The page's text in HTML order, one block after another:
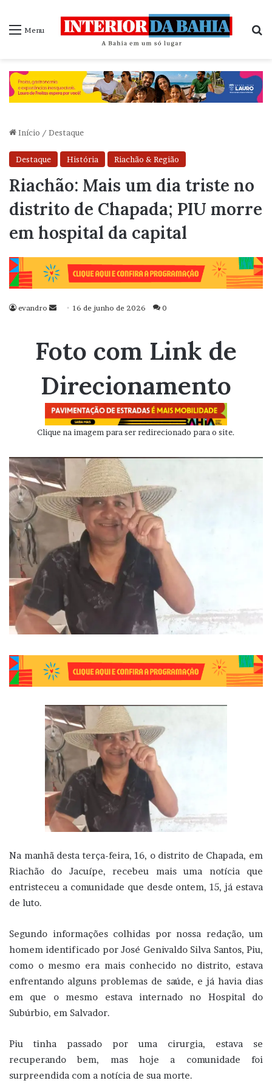
Menu
Início / Destaque
Destaque História Riachão & Região
Riachão: Mais um dia triste no
distrito de Chapada; PIU morre
em hospital da capital
evandro
Mande
mail
16 de junho de 2026 0
Foto com Link de
Direcionamento
Clique na imagem para ser redirecionado para o site.
Na manhã desta terça-feira, 16, o distrito de Chapada, em
Riachão do Jacuípe, recebeu mais uma notícia que
entristeceu a comunidade que desde ontem, 15, já estava
de luto.
Segundo informações colhidas por nossa redação, um
homem identificado por José Genivaldo Silva Santos, Piu,
como o mesmo era mais conhecido no distrito, estava
enfrentando alguns problemas de saúde, e já havia dias
em que o mesmo estava internado no Hospital do
Subúrbio, em Salvador.
Piu tinha passado por uma cirurgia, estava se
recuperando bem, mas hoje a comunidade foi
surpreendida com a notícia de sua morte.